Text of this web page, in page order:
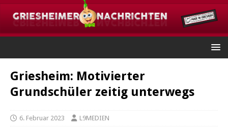
Griesheim: Motivierter
Grundschüler zeitig unterwegs
6. Februar 2023 L9MEDIEN